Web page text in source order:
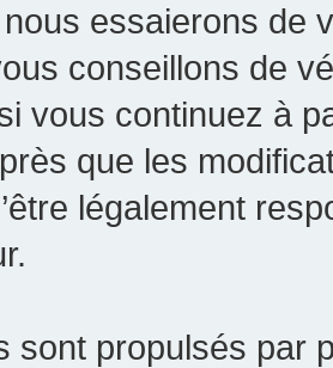
essaierons de
conseillons de
vous continuez à
que les
légalement
sont propulsés par